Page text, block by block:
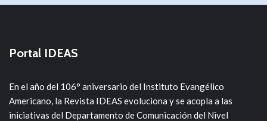
Portal IDEAS
En el año del 106° aniversario del Instituto Evangélico
Americano, la Revista IDEAS evoluciona y se acopla a las
iniciativas del Departamento de Comunicación del Nivel